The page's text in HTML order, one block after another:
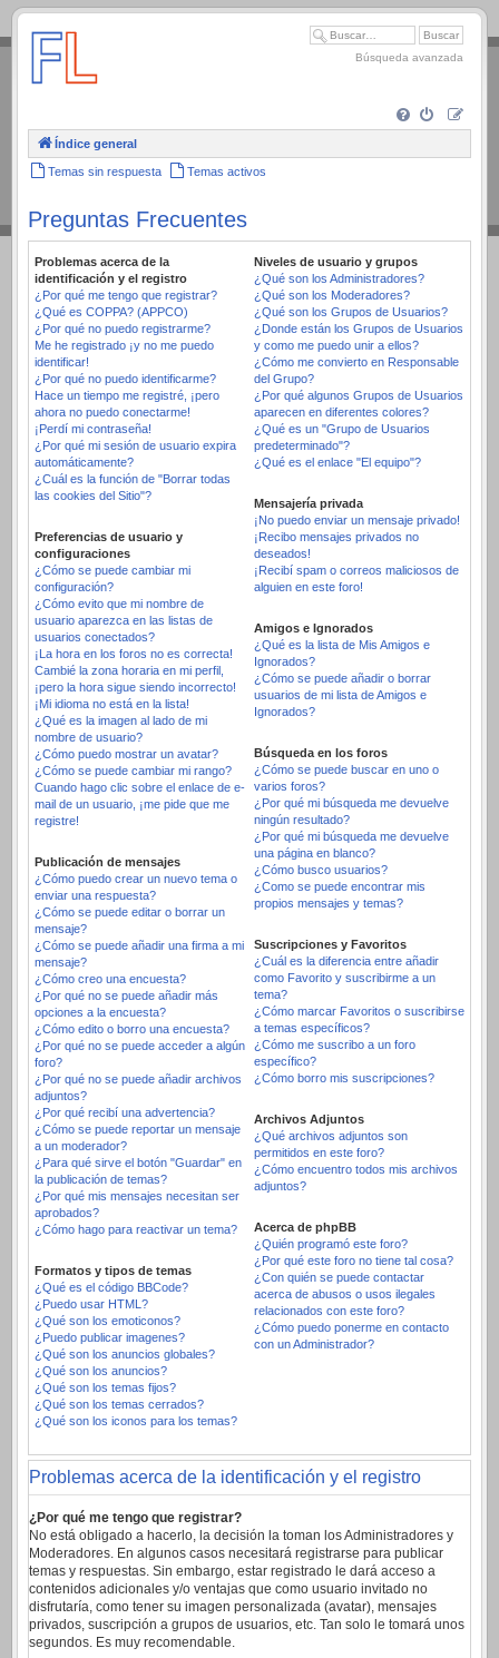
.
Búsqueda avanzada
Índice general
Temas sin respuesta Temas activos
Preguntas Frecuentes
Problemas acerca de la
identificación y el registro
¿Por qué me tengo que registrar?
¿Qué es COPPA? (APPCO)
¿Por qué no puedo registrarme?
Me he registrado ¡y no me puedo
identificar!
¿Por qué no puedo identificarme?
Hace un tiempo me registré, ¡pero
ahora no puedo conectarme!
¡Perdí mi contraseña!
¿Por qué mi sesión de usuario expira
automáticamente?
¿Cuál es la función de "Borrar todas
las cookies del Sitio"?
Preferencias de usuario y
configuraciones
¿Cómo se puede cambiar mi
configuración?
¿Cómo evito que mi nombre de
usuario aparezca en las listas de
usuarios conectados?
¡La hora en los foros no es correcta!
Cambié la zona horaria en mi perfil,
¡pero la hora sigue siendo incorrecto!
¡Mi idioma no está en la lista!
¿Qué es la imagen al lado de mi
nombre de usuario?
¿Cómo puedo mostrar un avatar?
¿Cómo se puede cambiar mi rango?
Cuando hago clic sobre el enlace de e-
mail de un usuario, ¡me pide que me
registre!
Publicación de mensajes
¿Cómo puedo crear un nuevo tema o
enviar una respuesta?
¿Cómo se puede editar o borrar un
mensaje?
¿Cómo se puede añadir una firma a mi
mensaje?
¿Cómo creo una encuesta?
¿Por qué no se puede añadir más
opciones a la encuesta?
¿Cómo edito o borro una encuesta?
¿Por qué no se puede acceder a algún
foro?
¿Por qué no se puede añadir archivos
adjuntos?
¿Por qué recibí una advertencia?
¿Cómo se puede reportar un mensaje
a un moderador?
¿Para qué sirve el botón "Guardar" en
la publicación de temas?
¿Por qué mis mensajes necesitan ser
aprobados?
¿Cómo hago para reactivar un tema?
Formatos y tipos de temas
¿Qué es el código BBCode?
¿Puedo usar HTML?
¿Qué son los emoticonos?
¿Puedo publicar imagenes?
¿Qué son los anuncios globales?
¿Qué son los anuncios?
¿Qué son los temas fijos?
¿Qué son los temas cerrados?
¿Qué son los iconos para los temas?
Niveles de usuario y grupos
¿Qué son los Administradores?
¿Qué son los Moderadores?
¿Qué son los Grupos de Usuarios?
¿Donde están los Grupos de Usuarios
y como me puedo unir a ellos?
¿Cómo me convierto en Responsable
del Grupo?
¿Por qué algunos Grupos de Usuarios
aparecen en diferentes colores?
¿Qué es un "Grupo de Usuarios
predeterminado"?
¿Qué es el enlace "El equipo"?
Mensajería privada
¡No puedo enviar un mensaje privado!
¡Recibo mensajes privados no
deseados!
¡Recibí spam o correos maliciosos de
alguien en este foro!
Amigos e Ignorados
¿Qué es la lista de Mis Amigos e
Ignorados?
¿Cómo se puede añadir o borrar
usuarios de mi lista de Amigos e
Ignorados?
Búsqueda en los foros
¿Cómo se puede buscar en uno o
varios foros?
¿Por qué mi búsqueda me devuelve
ningún resultado?
¿Por qué mi búsqueda me devuelve
una página en blanco?
¿Cómo busco usuarios?
¿Como se puede encontrar mis
propios mensajes y temas?
Suscripciones y Favoritos
¿Cuál es la diferencia entre añadir
como Favorito y suscribirme a un
tema?
¿Cómo marcar Favoritos o suscribirse
a temas específicos?
¿Cómo me suscribo a un foro
específico?
¿Cómo borro mis suscripciones?
Archivos Adjuntos
¿Qué archivos adjuntos son
permitidos en este foro?
¿Cómo encuentro todos mis archivos
adjuntos?
Acerca de phpBB
¿Quién programó este foro?
¿Por qué este foro no tiene tal cosa?
¿Con quién se puede contactar
acerca de abusos o usos ilegales
relacionados con este foro?
¿Cómo puedo ponerme en contacto
con un Administrador?
Problemas acerca de la identificación y el registro
¿Por qué me tengo que registrar?
No está obligado a hacerlo, la decisión la toman los Administradores y
Moderadores. En algunos casos necesitará registrarse para publicar
temas y respuestas. Sin embargo, estar registrado le dará acceso a
contenidos adicionales y/o ventajas que como usuario invitado no
disfrutaría, como tener su imagen personalizada (avatar), mensajes
privados, suscripción a grupos de usuarios, etc. Tan solo le tomará unos
segundos. Es muy recomendable.